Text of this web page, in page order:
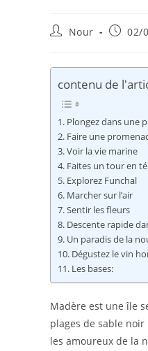
Auteur/autrice
publication :
Nour 02/
contenu de
Plongez dans une
Faire une
Voir la vie marine
Faites un tour en
Explorez Funchal
Marcher sur l’air
Sentir les fleurs
Descente rapide
Un paradis de la
Dégustez le vin
Les bases:
Madère est une île
plages de sable
les amoureux de la